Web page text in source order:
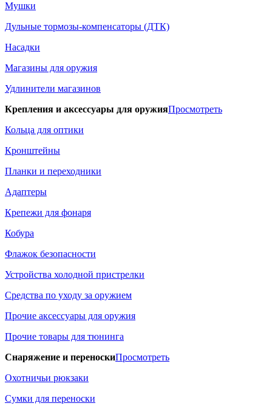
Мушки
Дульные тормозы-компенсаторы (ДТК)
Насадки
Магазины для оружия
Удлинители магазинов
Крепления и аксессуары для оружияПросмотреть
Кольца для оптики
Кронштейны
Планки и переходники
Адаптеры
Крепежи для фонаря
Кобура
Флажок безопасности
Устройства холодной пристрелки
Средства по уходу за оружием
Прочие аксессуары для оружия
Прочие товары для тюнинга
Снаряжение и переноскиПросмотреть
Охотничьи рюкзаки
Сумки для переноски